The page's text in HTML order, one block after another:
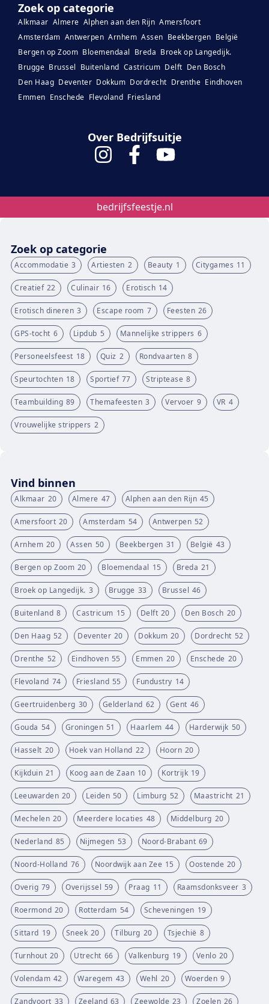
Zoek op categorie
Alkmaar Almere Alphen aan den Rijn Amersfoort
Amsterdam Antwerpen Arnhem Assen Beekbergen België
Bergen op Zoom Bloemendaal Breda Broek op Langedijk.
Brugge Brussel Buitenland Castricum Delft Den Bosch
Den Haag Deventer Dokkum Dordrecht Drenthe Eindhoven
Emmen Enschede Flevoland Friesland
Over Bedrijfsuitje
bedrijfsfeestje.nl
Zoek op categorie
Accommodatie 3 Artiesten 2 Beauty 1 Citygames 11
Creatief 22 Culinair 16 Erotisch 14
Erotisch dineren 3 Escape room 7 Feesten 26
GPS-tocht 6 Lipdub 5 Mannelijke strippers 6
Personeelsfeest 18 Quiz 2 Rondvaarten 8
Speurtochten 18 Sportief 77 Striptease 8
Teambuilding 89 Themafeesten 3 Vervoer 9 VR 4
Vrouwelijke strippers 2
Vind binnen
Alkmaar 20 Almere 47 Alphen aan den Rijn 45
Amersfoort 20 Amsterdam 54 Antwerpen 52
Arnhem 20 Assen 50 Beekbergen 31 België 43
Bergen op Zoom 20 Bloemendaal 15 Breda 21
Broek op Langedijk. 3 Brugge 33 Brussel 46
Buitenland 8 Castricum 15 Delft 20 Den Bosch 20
Den Haag 52 Deventer 20 Dokkum 20 Dordrecht 52
Drenthe 52 Eindhoven 55 Emmen 20 Enschede 20
Flevoland 74 Friesland 55 Fundustry 14
Geertruidenberg 30 Gelderland 62 Gent 46
Gouda 54 Groningen 51 Haarlem 44 Harderwijk 50
Hasselt 20 Hoek van Holland 22 Hoorn 20
Kijkduin 21 Koog aan de Zaan 10 Kortrijk 19
Leeuwarden 20 Leiden 50 Limburg 52 Maastricht 21
Mechelen 20 Meerdere locaties 48 Middelburg 20
Nederland 85 Nijmegen 53 Noord-Brabant 69
Noord-Holland 76 Noordwijk aan Zee 15 Oostende 20
Overig 79 Overijssel 59 Praag 11 Raamsdonksveer 3
Roermond 20 Rotterdam 54 Scheveningen 19
Sittard 19 Sneek 20 Tilburg 20 Tsjechië 8
Turnhout 20 Utrecht 66 Valkenburg 19 Venlo 20
Volendam 42 Waregem 43 Wehl 20 Woerden 9
Zandvoort 33 Zeeland 63 Zeewolde 23 Zoelen 26